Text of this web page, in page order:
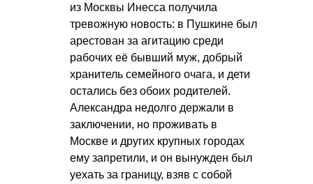
из Москвы Инесса получила
тревожную новость: в Пушкине был
арестован за агитацию среди
рабочих её бывший муж, добрый
хранитель семейного очага, и дети
остались без обоих родителей.
Александра недолго держали в
заключении, но проживать в
Москве и других крупных городах
ему запретили, и он вынужден был
уехать за границу, взяв с собой